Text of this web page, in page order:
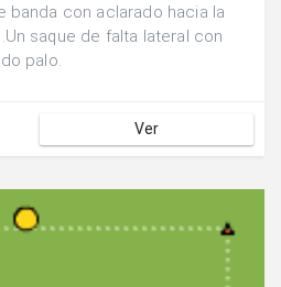
banda con aclarado hacia la
saque de falta lateral con
palo.
Ver